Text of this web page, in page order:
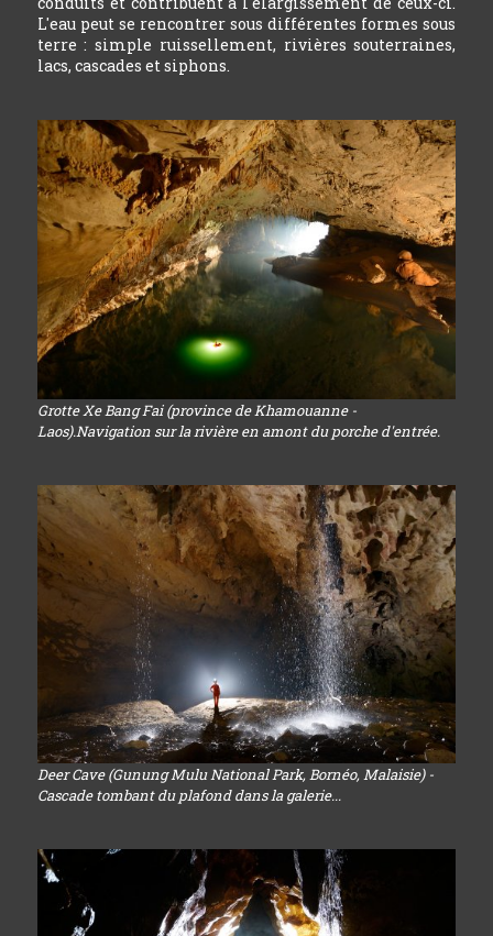
L'eau peut se rencontrer sous différentes formes sous
terre : simple ruissellement, rivières souterraines,
lacs, cascades et siphons.
Grotte Xe Bang Fai (province de Khamouanne -
Laos).Navigation sur la rivière en amont du porche d'entrée.
Deer Cave (Gunung Mulu National Park, Bornéo, Malaisie) -
Cascade tombant du plafond dans la galerie...